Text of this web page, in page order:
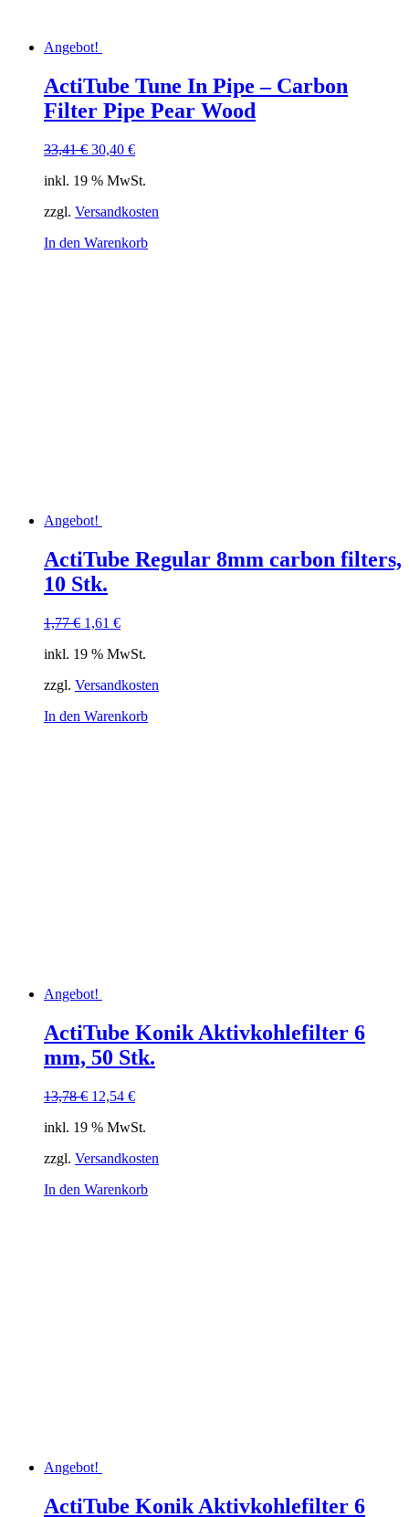
Angebot!
ActiTube Tune In Pipe – Carbon
Filter Pipe Pear Wood
33,41€ Ursprünglicher
war:
30,40 €Aktueller
ist:
inkl. 19 % MwSt.
zzgl. Versandkosten
In den Warenkorb
Angebot!
ActiTube Regular 8mm carbon filters,
10 Stk.
1,77€ Ursprünglicher
war:
1,61 €Aktueller
ist:
inkl. 19 % MwSt.
zzgl. Versandkosten
In den Warenkorb
Angebot!
ActiTube Konik Aktivkohlefilter 6
mm, 50 Stk.
13,78€ Ursprünglicher
war:
12,54 €Aktueller
ist:
inkl. 19 % MwSt.
zzgl. Versandkosten
In den Warenkorb
Angebot!
ActiTube Konik Aktivkohlefilter 6